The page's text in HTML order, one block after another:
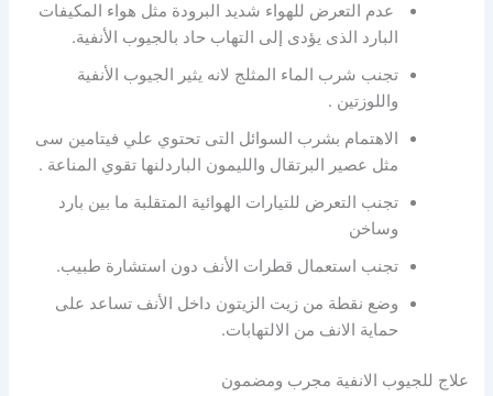
عدم التعرض للهواء شديد البرودة مثل هواء المكيفات
البارد الذى يؤدى إلى التهاب حاد بالجيوب الأنفية.
تجنب شرب الماء المثلج لانه يثير الجيوب الأنفية
واللوزتين .
الاهتمام بشرب السوائل التى تحتوي علي فيتامين سى
مثل عصير البرتقال والليمون الباردلنها تقوي المناعة .
تجنب التعرض للتيارات الهوائية المتقلبة ما بين بارد
وساخن
تجنب استعمال قطرات الأنف دون استشارة طبيب.
وضع نقطة من زيت الزيتون داخل الأنف تساعد على
حماية الانف من الالتهابات.
علاج للجيوب الانفية مجرب ومضمون